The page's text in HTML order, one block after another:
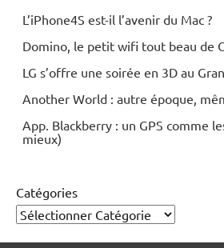
L’iPhone4S est-il l’avenir du Mac ?
Domino, le petit wifi tout beau de
LG s’offre une soirée en 3D au
Another World : autre époque,
App. Blackberry : un GPS comme
mieux)
Catégories